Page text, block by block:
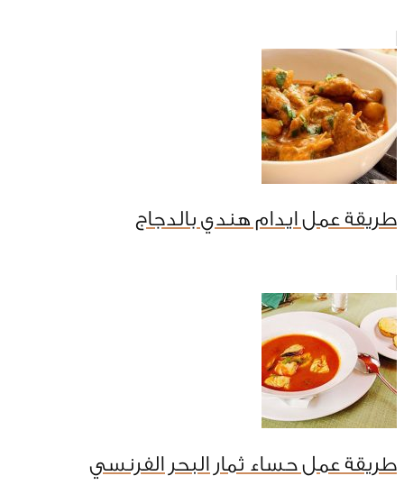
طريقة عمل ايدام هندي بالدجاج
طريقة عمل حساء ثمار البحر الفرنسي